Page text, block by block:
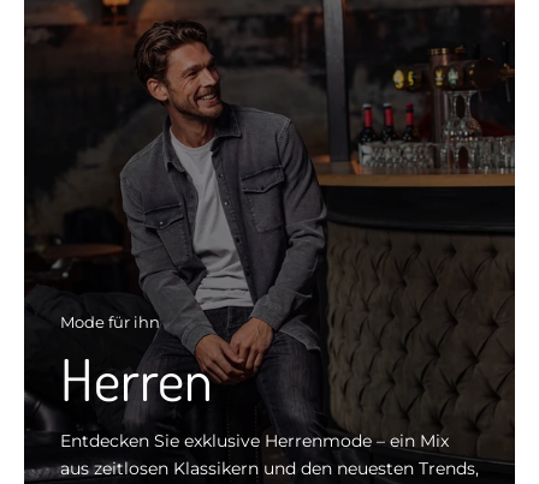
Mode für ihn
Herren
Entdecken Sie exklusive Herrenmode – ein Mix
aus zeitlosen Klassikern und den neuesten Trends,